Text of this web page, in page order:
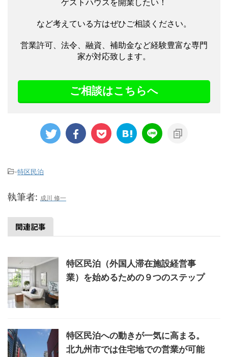
など考えている方はぜひご相談ください。
営業許可、法令、融資、補助金など経験豊富な専門
家が対応致します。
ご相談はこちらへ
-特区民泊
執筆者: 成川 修一
関連記事
特区民泊（外国人滞在施設経営事
業）を始めるための９つのステップ
特区民泊への動きが一気に高まる。
北九州市では住宅地での営業が可能